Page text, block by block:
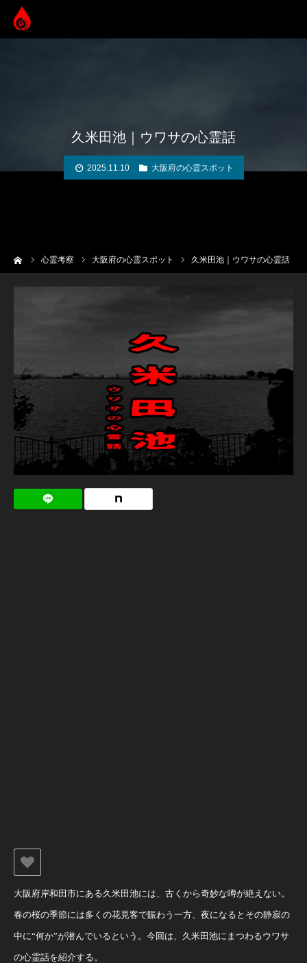
久米田池｜ウワサの心霊話
2025.11.10 大阪府の心霊スポット
心霊考察 大阪府の心霊スポット 久米田池｜ウワサの心霊話
大阪府岸和田市にある久米田池には、古くから奇妙な噂が絶えない。
春の桜の季節には多くの花見客で賑わう一方、夜になるとその静寂の
中に“何か”が潜んでいるという。今回は、久米田池にまつわるウワサ
の心霊話を紹介する。